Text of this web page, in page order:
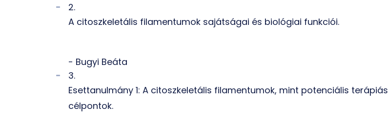
2.
A citoszkeletális filamentumok sajátságai és biológiai funkciói.
- Bugyi Beáta
3.
Esettanulmány 1: A citoszkeletális filamentumok, mint potenciális terápiás
célpontok.